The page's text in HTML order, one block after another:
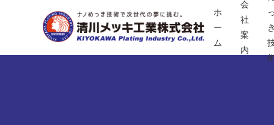
ホ
ー
ム
会
社
案
内